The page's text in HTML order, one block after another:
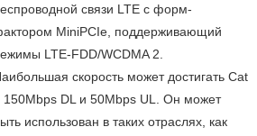
связи LTE с форм-
MiniPCIe, поддерживающий
LTE-FDD/WCDMA 2.
скорость может достигать Cat
150Mbps DL и 50Mbps UL. Он может
использован в таких отраслях, как